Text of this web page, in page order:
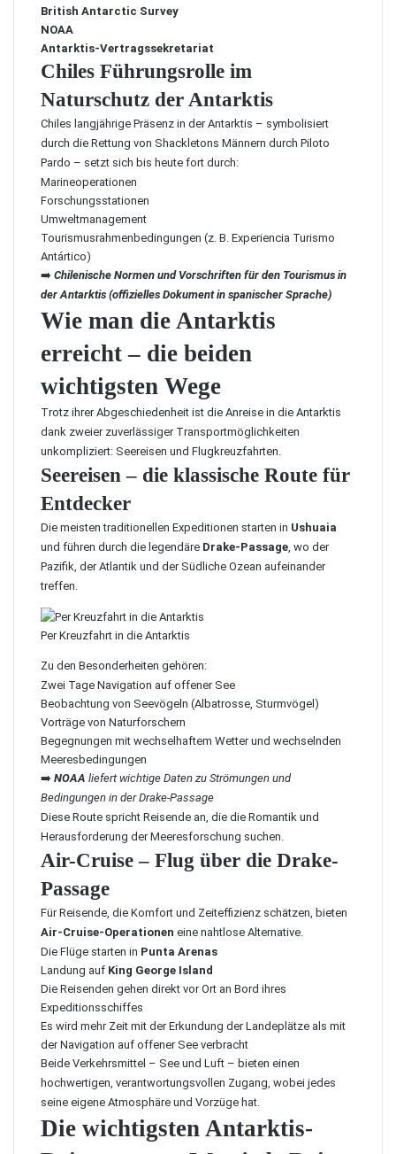
British Antarctic Survey
NOAA
Antarktis-Vertragssekretariat
Chiles Führungsrolle im
Naturschutz der Antarktis
Chiles langjährige Präsenz in der Antarktis – symbolisiert
durch die Rettung von Shackletons Männern durch Piloto
Pardo – setzt sich bis heute fort durch:
Marineoperationen
Forschungsstationen
Umweltmanagement
Tourismusrahmenbedingungen (z. B. Experiencia Turismo
Antártico)
➡️ Chilenische Normen und Vorschriften für den Tourismus in
der Antarktis (offizielles Dokument in spanischer Sprache)
Wie man die Antarktis
erreicht – die beiden
wichtigsten Wege
Trotz ihrer Abgeschiedenheit ist die Anreise in die Antarktis
dank zweier zuverlässiger Transportmöglichkeiten
unkompliziert: Seereisen und Flugkreuzfahrten.
Seereisen – die klassische Route für
Entdecker
Die meisten traditionellen Expeditionen starten in Ushuaia
und führen durch die legendäre Drake-Passage, wo der
Pazifik, der Atlantik und der Südliche Ozean aufeinander
treffen.
Per Kreuzfahrt in die Antarktis
Zu den Besonderheiten gehören:
Zwei Tage Navigation auf offener See
Beobachtung von Seevögeln (Albatrosse, Sturmvögel)
Vorträge von Naturforschern
Begegnungen mit wechselhaftem Wetter und wechselnden
Meeresbedingungen
➡️ NOAA liefert wichtige Daten zu Strömungen und
Bedingungen in der Drake-Passage
Diese Route spricht Reisende an, die die Romantik und
Herausforderung der Meeresforschung suchen.
Air-Cruise – Flug über die Drake-
Passage
Für Reisende, die Komfort und Zeiteffizienz schätzen, bieten
Air-Cruise-Operationen eine nahtlose Alternative.
Die Flüge starten in Punta Arenas
Landung auf King George Island
Die Reisenden gehen direkt vor Ort an Bord ihres
Expeditionsschiffes
Es wird mehr Zeit mit der Erkundung der Landeplätze als mit
der Navigation auf offener See verbracht
Beide Verkehrsmittel – See und Luft – bieten einen
hochwertigen, verantwortungsvollen Zugang, wobei jedes
seine eigene Atmosphäre und Vorzüge hat.
Die wichtigsten Antarktis-